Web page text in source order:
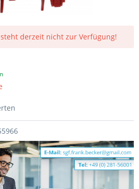
derzeit nicht zur Verfügung!